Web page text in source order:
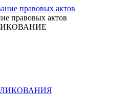
правовых актов